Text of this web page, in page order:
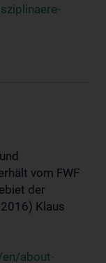
vom FWF
der
Klaus
about-